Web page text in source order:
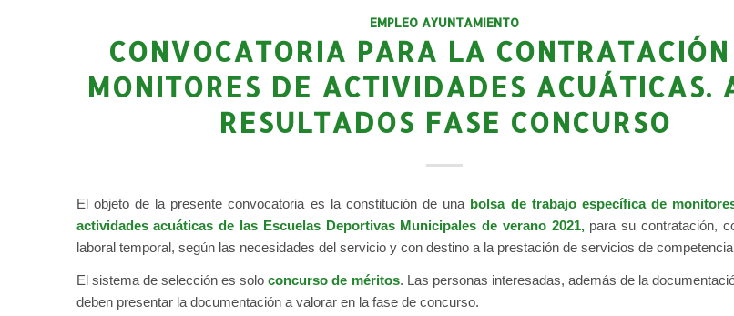
EMPLEO AYUNTAMIENTO
CONVOCATORIA PARA LA
MONITORES DE ACTIVIDADES ACUÁTICAS.
RESULTADOS FASE CONCURSO
El objeto de la presente convocatoria es la constitución de una bolsa de trabajo específica de
actividades acuáticas de las Escuelas Deportivas Municipales de verano 2021,para su contratación,
laboral temporal, según las necesidades del servicio y con destino a la prestación de servicios de
El sistema de selección es soloconcurso de méritos. Las personas interesadas, además de la
deben presentar la documentación a valorar en la fase de concurso.